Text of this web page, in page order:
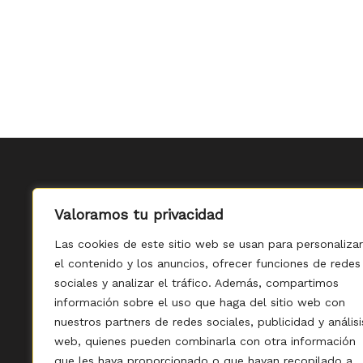
Valoramos tu privacidad
Las cookies de este sitio web se usan para personalizar
el contenido y los anuncios, ofrecer funciones de redes
sociales y analizar el tráfico. Además, compartimos
información sobre el uso que haga del sitio web con
nuestros partners de redes sociales, publicidad y
web, quienes pueden combinarla con otra información